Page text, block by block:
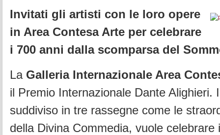
Invitati gli artisti con le loro opere
in Area Contesa Arte per celebrare
i 700 anni dalla scomparsa del
La Galleria Internazionale Area
il Premio Internazionale Dante Alighieri.
suddiviso in tre rassegne come le
della Divina Commedia, vuole